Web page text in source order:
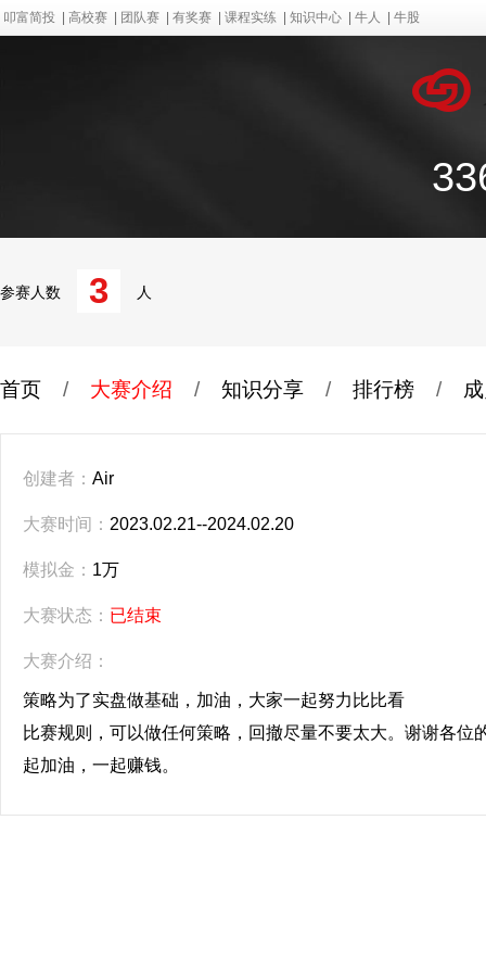
叩富简投 高校赛 团队赛 有奖赛 课程实练 知识中心 牛人 牛股
参赛人数 3 人
首页 / 大赛介绍 / 知识分享 / 排行榜 /
创建者： Air
大赛时间： 2023.02.21--2024.02.20
模拟金： 1万
大赛状态： 已结束
大赛介绍：
策略为了实盘做基础，加油，大家一起努力比比看
比赛规则，可以做任何策略，回撤尽量不要太大。谢谢各
起加油，一起赚钱。